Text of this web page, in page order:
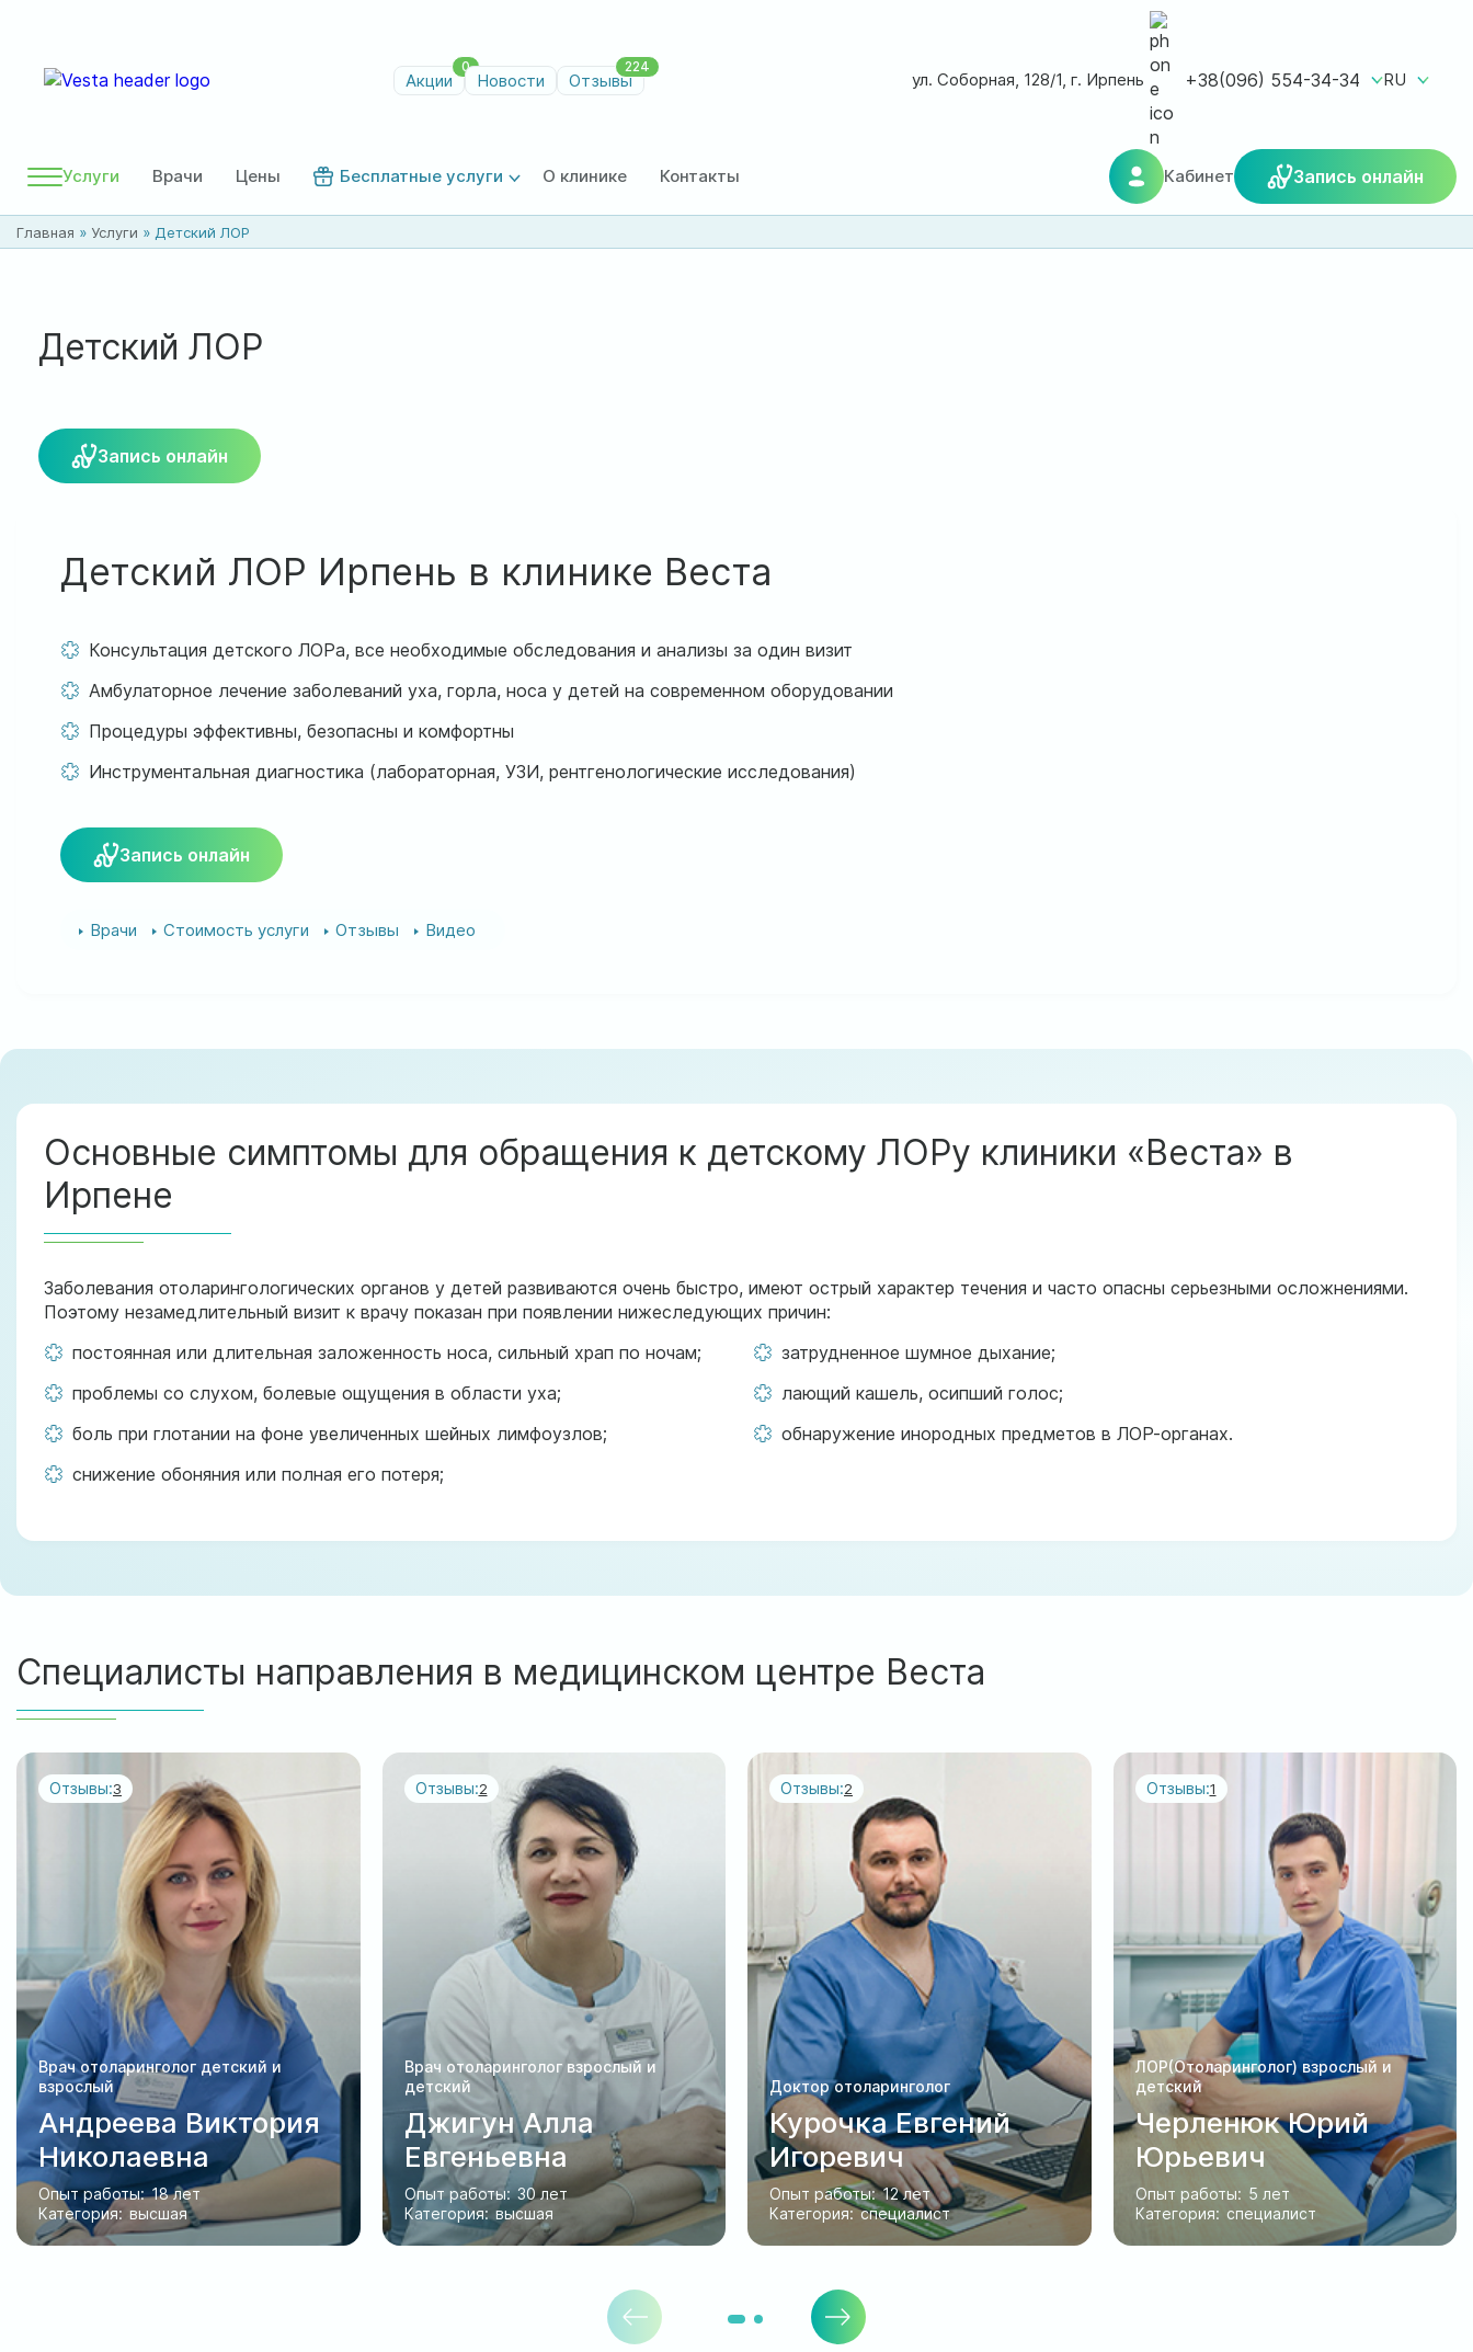
Акции
0
Новости Отзывы
224
ул. Соборная, 128/1, г. Ирпень +38(096) 554-34-34 RU
Услуги Врачи Цены Бесплатные услуги О клинике Контакты Кабинет Запись онлайн
Главная » Услуги » Детский ЛОР
Детский ЛОР
Запись онлайн
Детский ЛОР Ирпень в клинике Веста
Консультация детского ЛОРа, все необходимые обследования и анализы за один визит
Амбулаторное лечение заболеваний уха, горла, носа у детей на современном оборудовании
Процедуры эффективны, безопасны и комфортны
Инструментальная диагностика (лабораторная, УЗИ, рентгенологические исследования)
Запись онлайн
Врачи Стоимость услуги Отзывы Видео
Основные симптомы для обращения к детскому ЛОРу клиники «Веста» в
Ирпене
Заболевания отоларингологических органов у детей развиваются очень быстро, имеют острый характер течения и часто опасны серьезными осложнениями.
Поэтому незамедлительный визит к врачу показан при появлении нижеследующих причин:
постоянная или длительная заложенность носа, сильный храп по ночам;
проблемы со слухом, болевые ощущения в области уха;
боль при глотании на фоне увеличенных шейных лимфоузлов;
снижение обоняния или полная его потеря;
затрудненное шумное дыхание;
лающий кашель, осипший голос;
обнаружение инородных предметов в ЛОР-органах.
Специалисты направления в медицинском центре Веста
Отзывы:3
Врач отоларинголог детский и
взрослый
Андреева Виктория
Николаевна
Опыт работы: 18 лет
Категория: высшая
Отзывы:2
Врач отоларинголог взрослый и
детский
Джигун Алла
Евгеньевна
Опыт работы: 30 лет
Категория: высшая
Отзывы:2
Доктор отоларинголог
Курочка Евгений
Игоревич
Опыт работы: 12 лет
Категория: специалист
Отзывы:1
ЛОР(Отоларинголог) взрослый и
детский
Черленюк Юрий
Юрьевич
Опыт работы: 5 лет
Категория: специалист